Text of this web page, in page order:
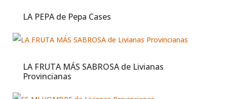
LA PEPA de Pepa Cases
LA FRUTA MÁS SABROSA de Livianas
Provincianas